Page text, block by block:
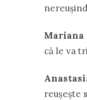
Mariana
că le va
reușește